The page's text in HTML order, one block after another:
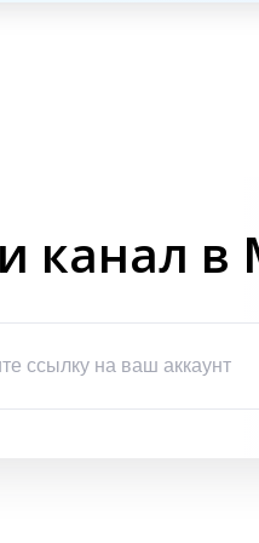
канал в